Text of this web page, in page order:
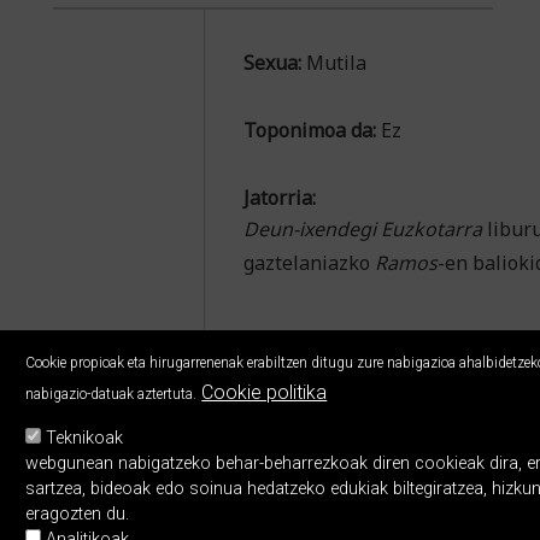
Sexua: Mutila
Toponimoa da: Ez
Jatorria:
Deun-ixendegi Euzkotarra
gaztelaniazko Ramos-en
Cookie propioak eta hirugarrenenak erabiltzen ditugu zure nabigazioa
nabigazio-datuak aztertuta.
Cookie politika
Teknikoak
webgunean nabigatzeko behar-beharrezkoak diren cookieak dira,
sartzea, bideoak edo soinua hedatzeko edukiak biltegiratzea,
eragozten du.